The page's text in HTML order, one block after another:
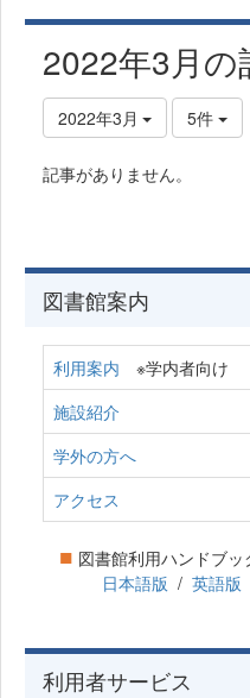
2022年3月の
2022年3月 5件
記事がありません。
図書館案内
利用案内 ※学内者向け
施設紹介
学外の方へ
アクセス
■ 図書館利用ハンドブッ
日本語版 / 英語版
利用者サービス